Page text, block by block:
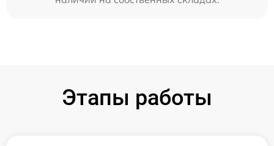
Этапы работы